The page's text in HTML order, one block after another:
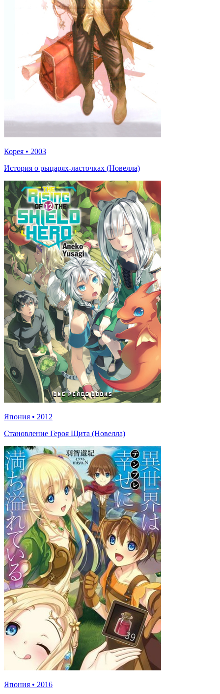
Корея • 2003
История о рыцарях-ласточках (Новелла)
Япония • 2012
Становление Героя Щита (Новелла)
Япония • 2016